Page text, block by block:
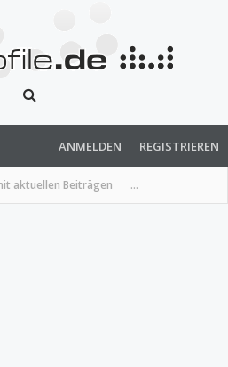
aktuellen Beiträgen ...
ANMELDEN REGISTRIEREN